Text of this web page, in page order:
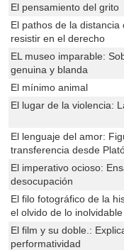
El pensamiento del grito
El pathos de la distancia
resistir en el derecho
EL museo imparable:
genuina y blanda
El mínimo animal
El lugar de la violencia:
El lenguaje del amor:
transferencia desde
El imperativo ocioso:
desocupación
El filo fotográfico de la
el olvido de lo inolvidable
El film y su doble.:
performatividad